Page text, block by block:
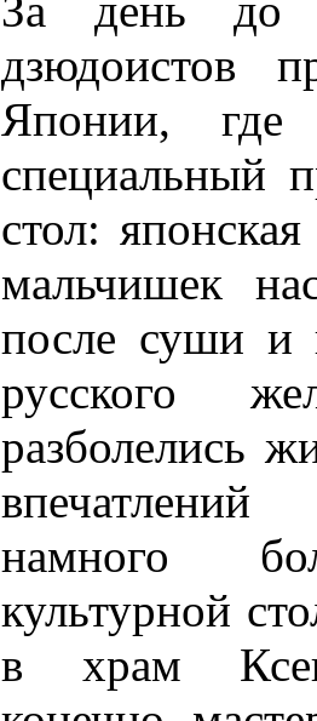
дзюдоистов
Японии,
специальный
стол:
мальчишек
после суши и
русского
разболелись
намного
культурной
в храм